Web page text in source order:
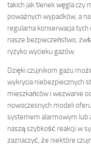
takich jak tlenek węgla czy
poważnych wypadków, a
regularna konserwacja
nasze bezpieczeństwo,
ryzyko wycieku gazów.
Dzięki czujnikom gazu
wykrycia niebezpiecznych
mieszkańców i wezwanie
nowoczesnych modeli
systemem alarmowym lub
naszą szybkość reakcji w
zaznaczyć, że niektóre